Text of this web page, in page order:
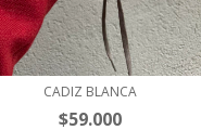
CADIZ BLANCA
$59.000